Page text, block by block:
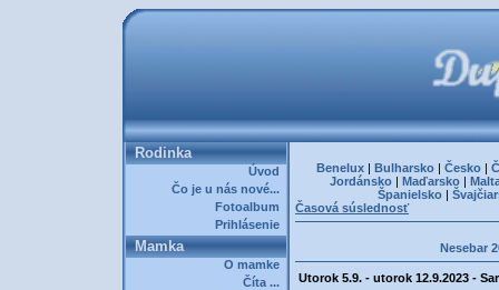
Rodinka
Úvod
Čo je u nás nové...
Fotoalbum
Prihlásenie
Mamka
O mamke
Číta ...
Benelux | Bulharsko | Česko |
Jordánsko | Maďarsko |
Španielsko|
Časová súslednosť
Nesebar
Utorok 5.9. - utorok 12.9.2023 -